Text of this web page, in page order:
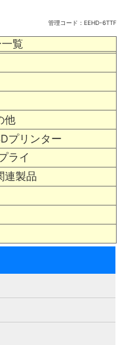
覧
他
プリンター
ライ
連製品
管理コード： EEHD-6TTF